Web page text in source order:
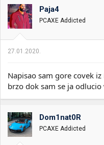
Paja4
PCAXE Addicted
27.01.2020.
Napisao sam gore covek
brzo dok sam se ja
Dom1nat0R
PCAXE Addicted